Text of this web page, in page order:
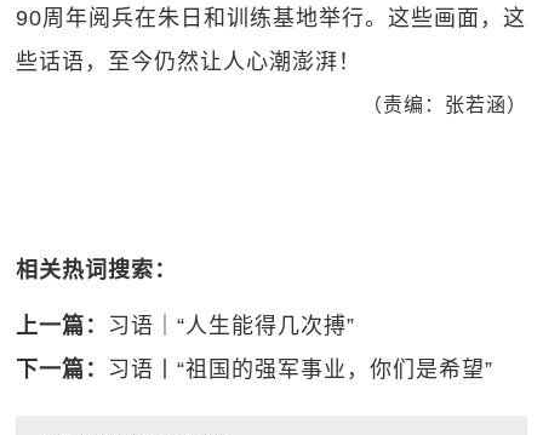
90周年阅兵在朱日和训练基地举行。这些画面，这
些话语，至今仍然让人心潮澎湃！
（责编：张若涵）
相关热词搜索：
上一篇： 习语｜“人生能得几次搏”
下一篇： 习语丨“祖国的强军事业，你们是希望”